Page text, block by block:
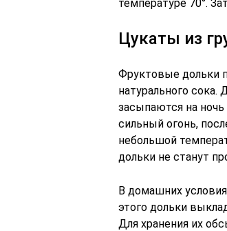
температуре 70°.
Цукаты из
Фруктовые дольки
натурального
засыпаются на
сильный огонь,
небольшой
дольки не станут
В домашних
этого дольки
Для хранения их